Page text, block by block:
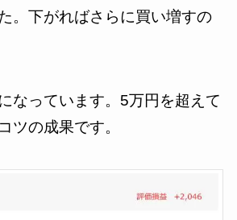
。下がればさらに買い増すの
なっています。5万円を超えて
ツの成果です。